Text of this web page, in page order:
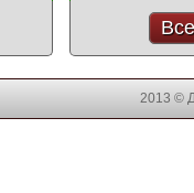
2013 ©